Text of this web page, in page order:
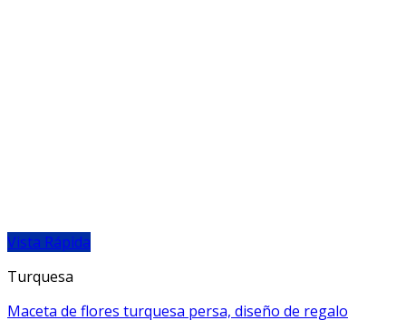
Vista Rápida
Turquesa
Maceta de flores turquesa persa, diseño de regalo